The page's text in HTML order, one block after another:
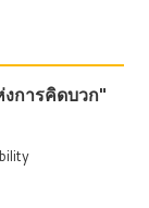
การคิดบวก"